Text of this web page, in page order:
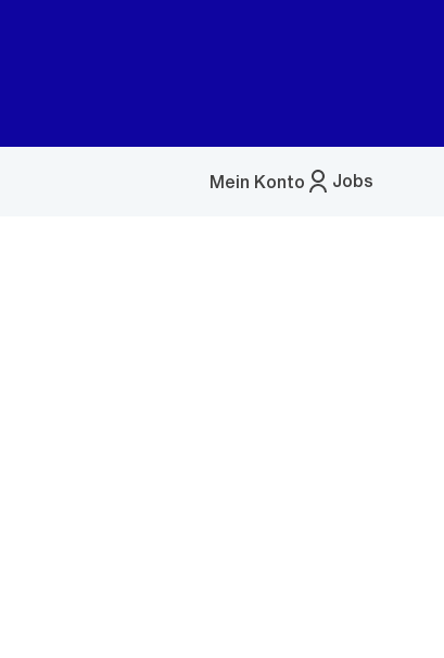
Jobs
Mein Konto
Menü